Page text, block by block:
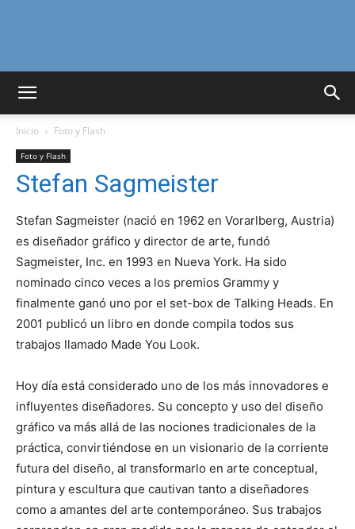
Curiosidades
del
Mundo
Inicio Foto y Flash
Foto y Flash
Stefan Sagmeister
Stefan Sagmeister (nació en 1962 en Vorarlberg, Austria)
es diseñador gráfico y director de arte, fundó
Sagmeister, Inc. en 1993 en Nueva York. Ha sido
nominado cinco veces a los premios Grammy y
finalmente ganó uno por el set-box de Talking Heads. En
2001 publicó un libro en donde compila todos sus
trabajos llamado Made You Look.
Hoy día está considerado uno de los más innovadores e
influyentes diseñadores. Su concepto y uso del diseño
gráfico va más allá de las nociones tradicionales de la
práctica, convirtiéndose en un visionario de la corriente
futura del diseño, al transformarlo en arte conceptual,
pintura y escultura que cautivan tanto a diseñadores
como a amantes del arte contemporáneo. Sus trabajos